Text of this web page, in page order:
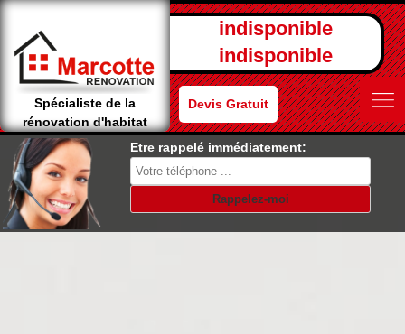
Spécialiste de la
rénovation d'habitat
indisponible
indisponible
Devis Gratuit
Etre rappelé immédiatement: